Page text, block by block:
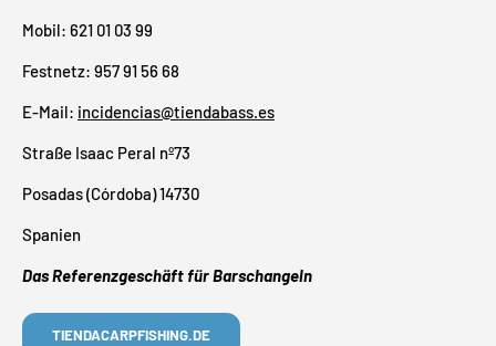
Mobil: 621 01 03 99
Festnetz: 957 91 56 68
E-Mail: incidencias@tiendabass.es
Straße Isaac Peral nº73
Posadas (Córdoba) 14730
Spanien
Das Referenzgeschäft für Barschangeln
TIENDACARPFISHING.DE